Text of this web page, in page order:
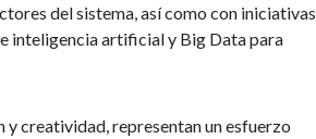
del sistema, así como con iniciativas
inteligencia artificial y Big Data para
y creatividad, representan un esfuerzo